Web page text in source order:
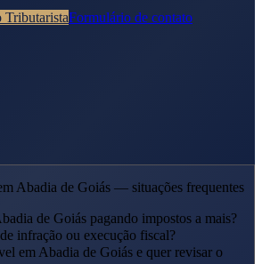
TributaristaFormulário de contato
Abadia de Goiás — situações frequentes
de Goiás pagando impostos a mais?
infração ou execução fiscal?
em Abadia de Goiás e quer revisar o